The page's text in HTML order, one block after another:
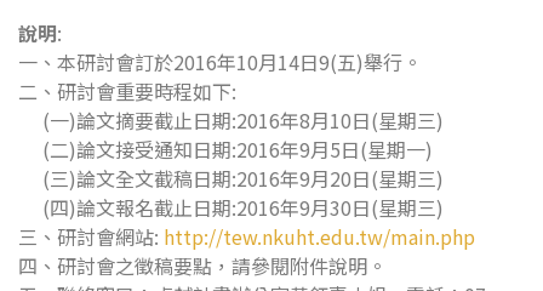
說明:
一、本研討會訂於2016年10月14日9(五)舉行。
二、研討會重要時程如下:
(一)論文摘要截止日期:2016年8月10日(星期三)
(二)論文接受通知日期:2016年9月5日(星期一)
(三)論文全文截稿日期:2016年9月20日(星期三)
(四)論文報名截止日期:2016年9月30日(星期三)
三、研討會網站: http://tew.nkuht.edu.tw/main.php
四、研討會之徵稿要點，請參閱附件說明。